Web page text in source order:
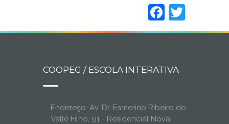
COOPEG / ESCOLA INTERATIVA
Endereço: Av. Dr. Esmerino Ribeiro do
Valle Filho, 91 - Residencial Nova